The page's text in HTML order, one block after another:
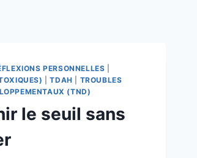
PERSONNELLES
|TDAH
TROUBLES
(TND)
le seuil sans